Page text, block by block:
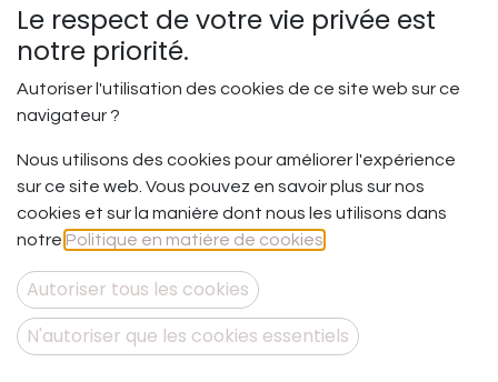
Profondeur et superficialité
- BO Perceuse XS - le DUO
Entre profondeur et superficialité.
La richesse de l’intérieur, opposée à la légèreté de la
vie… Comme si l’une pouvait aller sans l’autre ! Et si vous
vous laissiez la possibilité de mélanger les 2 plutôt que
Le respect de votre vie privée est
notre priorité.
Autoriser l'utilisation des cookies de ce site web sur ce
navigateur ?
Nous utilisons des cookies pour améliorer l'expérience
sur ce site web. Vous pouvez en savoir plus sur nos
cookies et sur la manière dont nous les utilisons dans
notre Politique en matière de cookies
Autoriser tous les cookies
N'autoriser que les cookies essentiels